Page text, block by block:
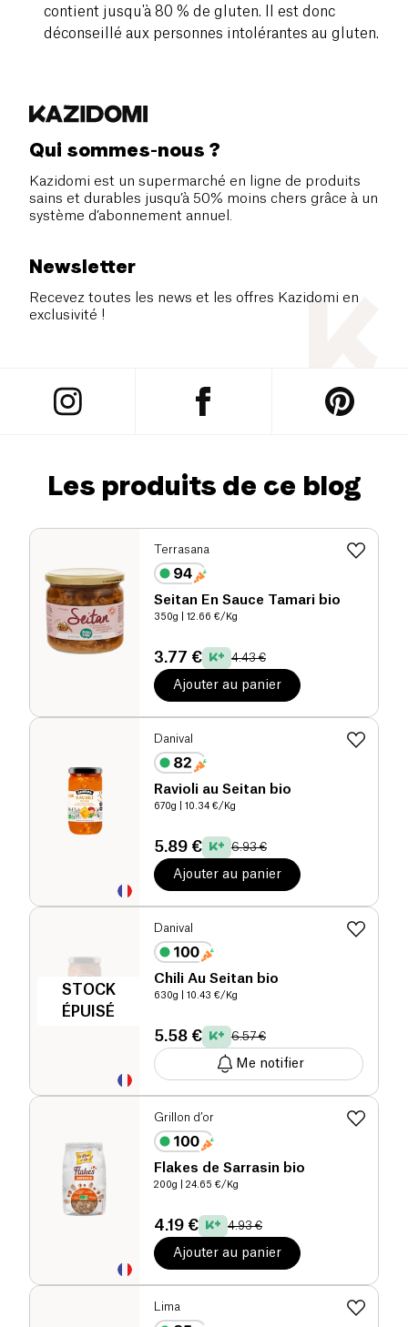
contient jusqu'à 80 % de gluten. Il est donc
déconseillé aux personnes intolérantes au gluten.
Qui sommes-nous ?
Kazidomi est un supermarché en ligne de produits
sains et durables jusqu’à 50% moins chers grâce à un
système d’abonnement annuel.
Newsletter
Recevez toutes les news et les offres Kazidomi en
exclusivité !
Les produits de ce blog
Terrasana
Seitan En Sauce Tamari bio
350g | 12.66 €/Kg
3.77 € 4.43 €
Ajouter au panier
Danival
Ravioli au Seitan bio
670g | 10.34 €/Kg
5.89 € 6.93 €
Ajouter au panier
STOCK
ÉPUISÉ
Danival
Chili Au Seitan bio
630g | 10.43 €/Kg
5.58 € 6.57 €
Me notifier
Grillon d’or
Flakes de Sarrasin bio
200g | 24.65 €/Kg
4.19 € 4.93 €
Ajouter au panier
Lima